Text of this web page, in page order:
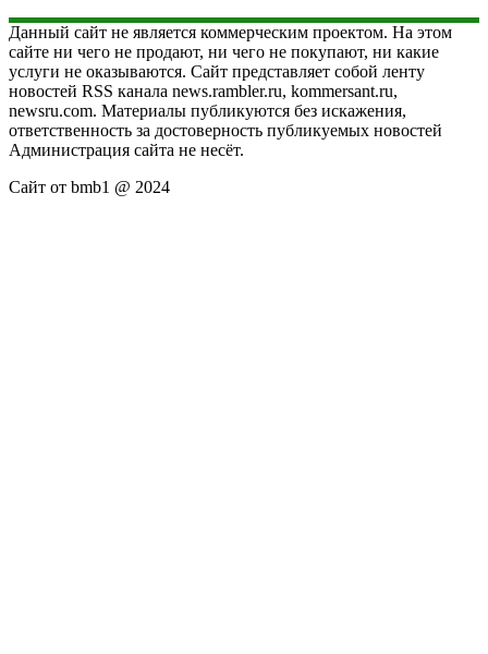
Данный сайт не является коммерческим проектом. На этом
сайте ни чего не продают, ни чего не покупают, ни какие
услуги не оказываются. Сайт представляет собой ленту
новостей RSS канала news.rambler.ru, kommersant.ru,
newsru.com. Материалы публикуются без искажения,
ответственность за достоверность публикуемых новостей
Администрация сайта не несёт.
Сайт от bmb1 @ 2024